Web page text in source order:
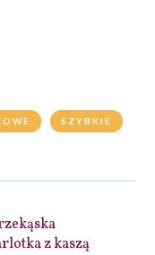
SZYBKIE
z kaszą